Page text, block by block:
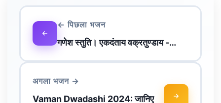
← पिछला भजन
गणेश स्तुति। एकदंताय वक्रतुण्डाय -…
अगला भजन →
Vaman Dwadashi 2024: जानिए